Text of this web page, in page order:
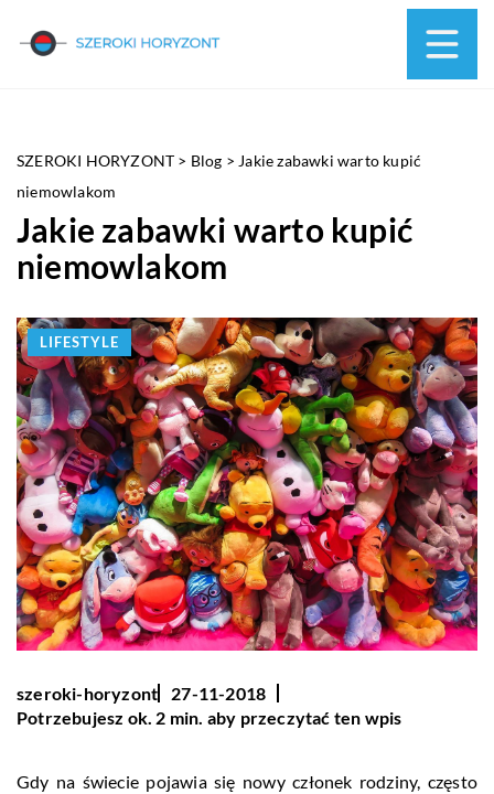
SZEROKI HORYZONT > Blog > Jakie zabawki warto kupić
niemowlakom
Jakie zabawki warto kupić
niemowlakom
LIFESTYLE
szeroki-horyzont
27-11-2018
Potrzebujesz ok. 2 min. aby przeczytać ten wpis
Gdy na świecie pojawia się nowy członek rodziny, często